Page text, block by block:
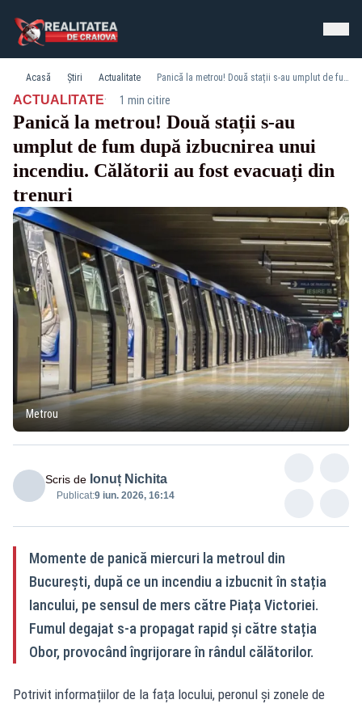
Acasă Știri Actualitate Panică la metrou! Două stații s-au umplut de fum după izbucnirea unui incendiu. Călătorii au fost evacuați din trenuri
ACTUALITATE· 1 min citire
Panică la metrou! Două stații s-au
umplut de fum după izbucnirea unui
incendiu. Călătorii au fost evacuați din
trenuri
Metrou
Scris de Ionuț Nichita
Publicat:9 iun. 2026, 16:14
Momente de panică miercuri la metroul din
București, după ce un incendiu a izbucnit în stația
Iancului, pe sensul de mers către Piața Victoriei.
Fumul degajat s-a propagat rapid și către stația
Obor, provocând îngrijorare în rândul călătorilor.
Potrivit informațiilor de la fața locului, peronul și zonele de